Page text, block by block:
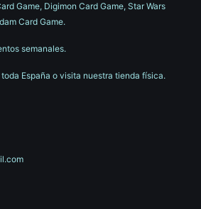
Game, Digimon Card Game, Star Wars
Card Game.
semanales.
España o visita nuestra tienda física.